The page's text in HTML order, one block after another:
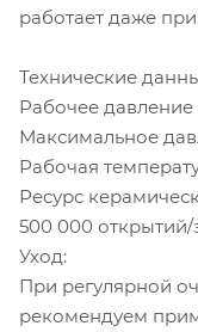
работает даже
Технические
Рабочее давление
Максимальное
Рабочая
Ресурс
500 000 открытий/
Уход:
При регулярной
рекомендуем